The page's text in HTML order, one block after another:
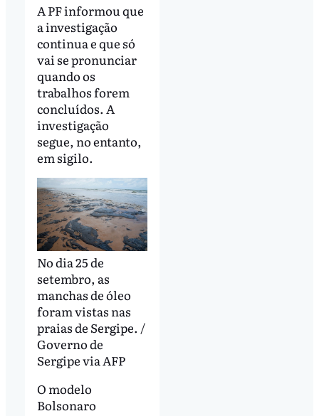
A PF informou que
a investigação
continua e que só
vai se pronunciar
quando os
trabalhos forem
concluídos. A
investigação
segue, no entanto,
em sigilo.
No dia 25 de
setembro, as
manchas de óleo
foram vistas nas
praias de Sergipe. /
Governo de
Sergipe via AFP
O modelo
Bolsonaro